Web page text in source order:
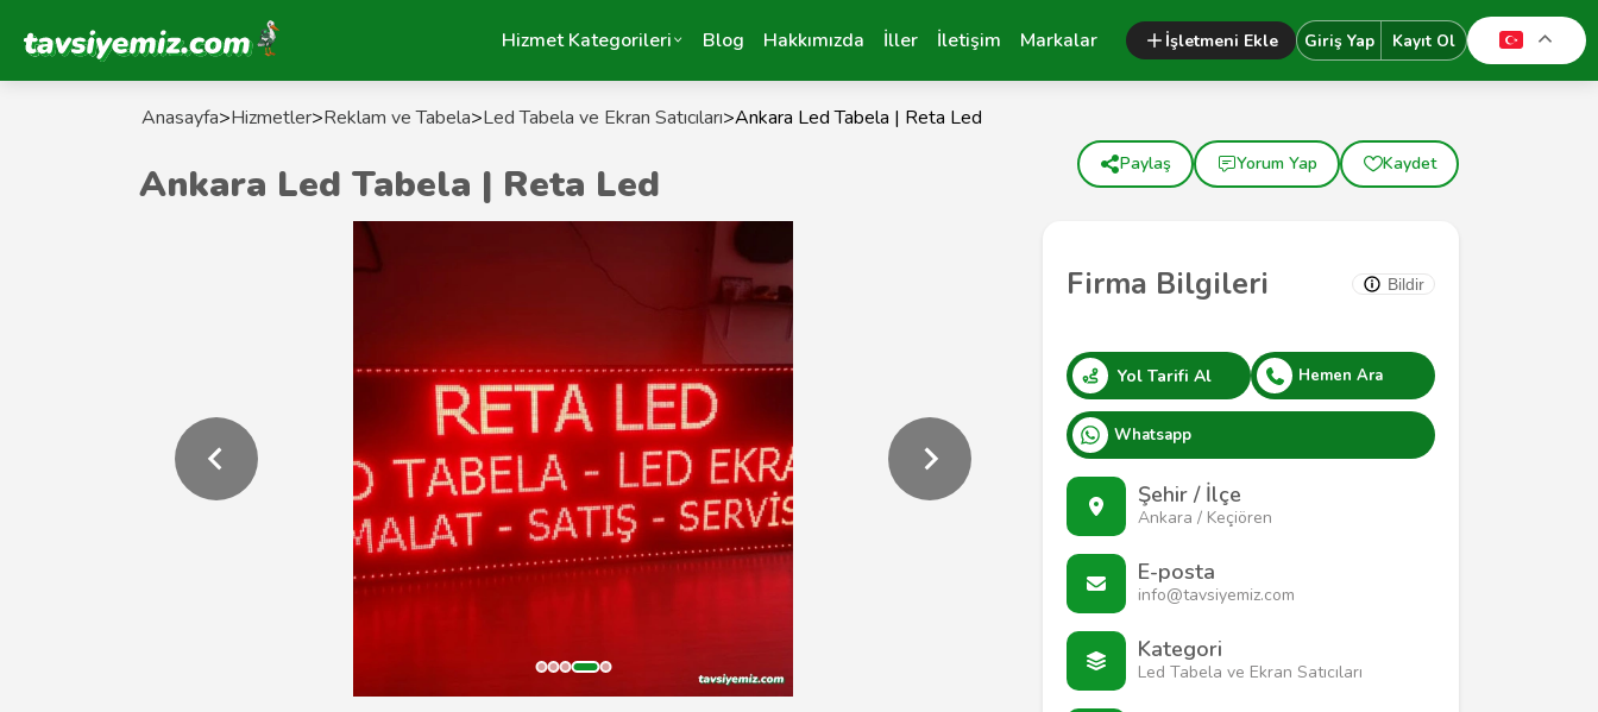
Tavsiyemiz Anasayfa Hizmet Kategorileri Blog Hakkımızda İller İletişim Markalar İşletmeni Ekle Giriş Yap Kayıt Ol
Anasayfa>Hizmetler>Reklam ve Tabela>Led Tabela ve Ekran Satıcıları>Ankara Led Tabela | Reta Led
Firma Bilgileri Bildir
Yol Tarifi Al Hemen Ara
Whatsapp
Şehir / İlçe
Ankara / Keçiören
E-posta
info@tavsiyemiz.com
Kategori
Led Tabela ve Ekran Satıcıları
Ankara Led Tabela | Reta Led Paylaş Yorum Yap Kaydet